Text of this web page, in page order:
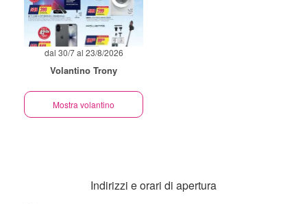
dal 30/7 al 23/8/2026
Volantino Trony
Mostra volantino
Indirizzi e orari di apertura